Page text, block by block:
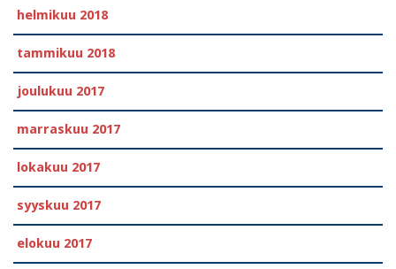
helmikuu 2018
tammikuu 2018
joulukuu 2017
marraskuu 2017
lokakuu 2017
syyskuu 2017
elokuu 2017